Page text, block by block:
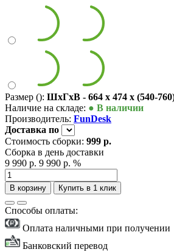
Размер (): ШxГxВ - 664 x 474 x (540-
Наличие на складе: ● В наличии
Производитель: FunDesk
Доставка по
Стоимость сборки: 999 р.
Сборка в день доставки
9 990 р. 9 990 р. %
В корзину Купить в 1 клик
Способы оплаты:
Оплата наличными при получении
Банковский перевод